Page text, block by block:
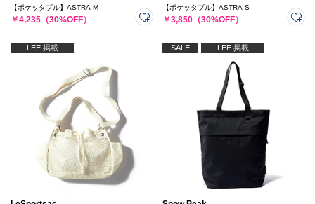
【ポケッタブル】ASTRA M
￥4,235（30%OFF）
【ポケッタブル】ASTRA S
￥3,850（30%OFF）
LEE 掲載 SALE LEE 掲載